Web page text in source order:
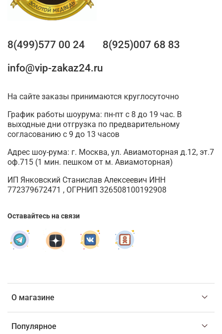
О магазине
Популярное
8(499)577 00 24
8(925)007 68 83
info@vip-zakaz24.ru
На сайте заказы принимаются круглосуточно
График работы шоурума: пн-пт с 8 до 19 час. В
выходные дни отгрузка по предварительному
согласованию с 9 до 13 часов
Адрес шоу-рума: г. Москва, ул. Авиамоторная д.12, эт.7
оф.715 (1 мин. пешком от м. Авиамоторная)
ИП Янковский Станислав Алексеевич ИНН
772379672471 , ОГРНИП 326508100192908
Оставайтесь на связи